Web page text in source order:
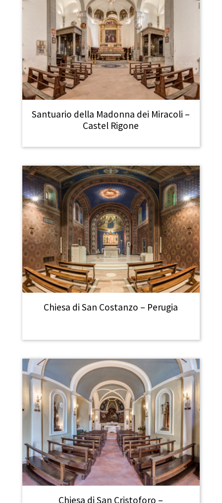
Santuario della Madonna dei Miracoli –
Castel Rigone
Chiesa di San Costanzo – Perugia
Chiesa di San Cristoforo –